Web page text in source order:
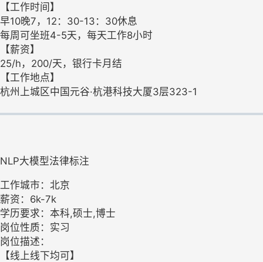
【工作时间】
早10晚7，12：30-13：30休息
每周可坐班4-5天，每天工作8小时
【薪资】
25/h，200/天，银行卡月结
【工作地点】
杭州上城区中国元谷·杭港科技大厦3层323-1
NLP大模型法律标注
工作城市：北京
薪资：6k-7k
学历要求：本科,硕士,博士
岗位性质：实习
岗位描述：
【线上线下均可】